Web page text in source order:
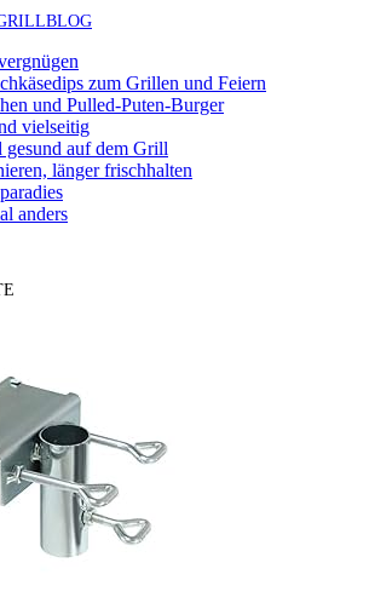
zum Grillen und Feiern
und Pulled-Puten-Burger
vielseitig
gesund auf dem Grill
länger frischhalten
anders